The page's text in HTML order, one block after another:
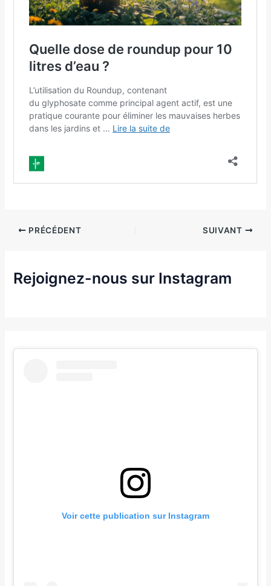
PRÉCÉDENT SUIVANT
Rejoignez-nous sur Instagram
Voir cette publication sur Instagram